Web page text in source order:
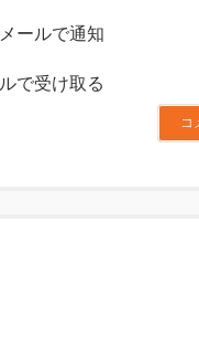
ールで通知
で受け取る